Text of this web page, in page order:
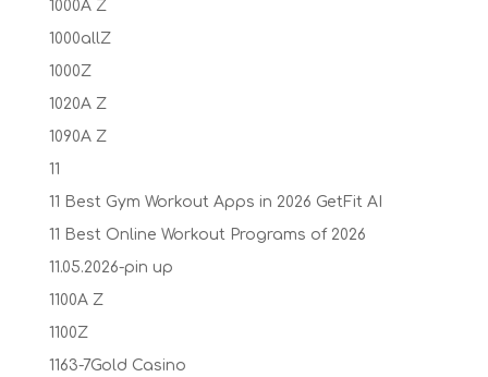
1000A Z
1000allZ
1000Z
1020A Z
1090A Z
11
11 Best Gym Workout Apps in 2026 GetFit AI
11 Best Online Workout Programs of 2026
11.05.2026-pin up
1100A Z
1100Z
1163-7Gold Casino